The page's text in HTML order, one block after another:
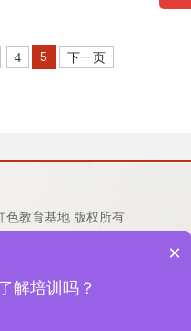
4 5 下一页
教育基地 版权所有
西柏坡纪念馆东侧
号-2 网站地图
×
解培训吗？